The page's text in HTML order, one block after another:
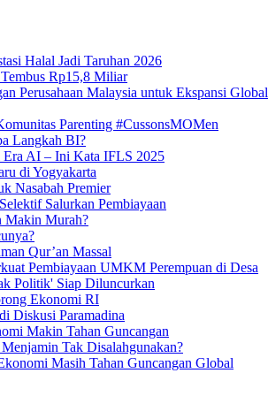
Halal Jadi Taruhan 2026
Rp15,8 Miliar
Perusahaan Malaysia untuk Ekspansi Global
Parenting #CussonsMOMen
Langkah BI?
Era AI – Ini Kata IFLS 2025
di Yogyakarta
Nasabah Premier
Salurkan Pembiayaan
Makin Murah?
Qur’an Massal
Pembiayaan UMKM Perempuan di Desa
Politik' Siap Diluncurkan
Ekonomi RI
Diskusi Paramadina
Makin Tahan Guncangan
Tak Disalahgunakan?
Masih Tahan Guncangan Global